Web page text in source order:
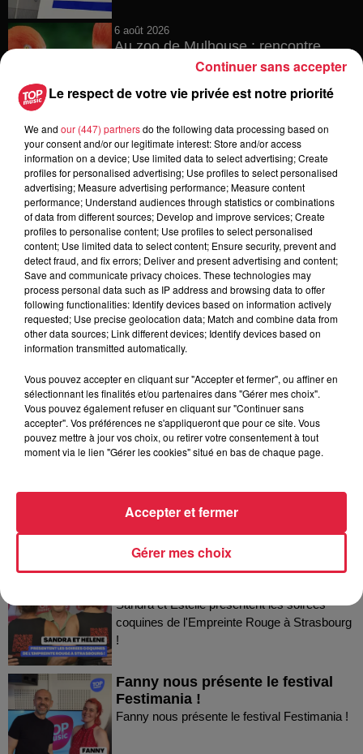
6 août 2026
Au zoo de Mulhouse : rencontre
avec les flamants rouges
6 août 2026
Les dernières infos sur la venue du
pape à Metz en septembre
5 août 2026
Europa-Park : des précisons sur
l’après Euro-Mir
Dans la même série
Thierry du Domaine Wunsch et
Thierry du Domaine Wunsch et Mann à
Wettolsheim !
Sandra et Estelle présentent les
Sandra et Estelle présentent les soirées
coquines de l'Empreinte Rouge à Strasbourg
!
Fanny nous présente le festival
Festimania !
Fanny nous présente le festival Festimania !
Le respect de votre vie privée est notre priorité
We and our (447) partnersdo the following data processing based on
your consent and/or our legitimate interest: Store and/or access
information on a device; Use limited data to select advertising; Create
profiles for personalised advertising; Use profiles to select personalised
advertising; Measure advertising performance; Measure content
performance; Understand audiences through statistics or combinations
of data from different sources; Develop and improve services; Create
profiles to personalise content; Use profiles to select personalised
content; Use limited data to select content; Ensure security, prevent and
detect fraud, and fix errors; Deliver and present advertising and content;
Save and communicate privacy choices. These technologies may
process personal data such as IP address and browsing data to offer
following functionalities: Identify devices based on information actively
requested; Use precise geolocation data; Match and combine data from
other data sources; Link different devices; Identify devices based on
information transmitted automatically.
Vous pouvez accepter en cliquant sur "Accepter et fermer", ou affiner en
sélectionnant les finalités et/ou partenaires dans "Gérer mes choix".
Vous pouvez également refuser en cliquant sur "Continuer sans
accepter". Vos préférences ne s'appliqueront que pour ce site. Vous
pouvez mettre à jour vos choix, ou retirer votre consentement à tout
moment via le lien "Gérer les cookies" situé en bas de chaque page.
Gérer mes choix
Accepter et fermer
Continuer sans accepter